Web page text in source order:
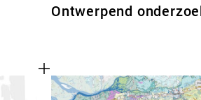
Ontwerpend